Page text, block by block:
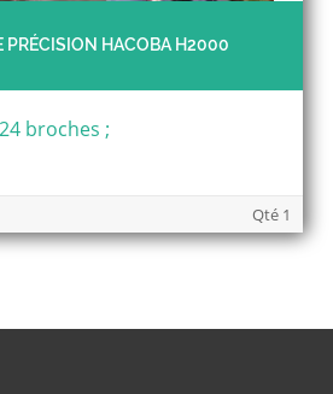
PRÉCISION HACOBA H2000
broches ;
Qté 1